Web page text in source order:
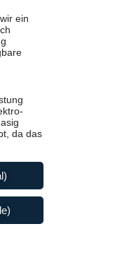
ein
da das